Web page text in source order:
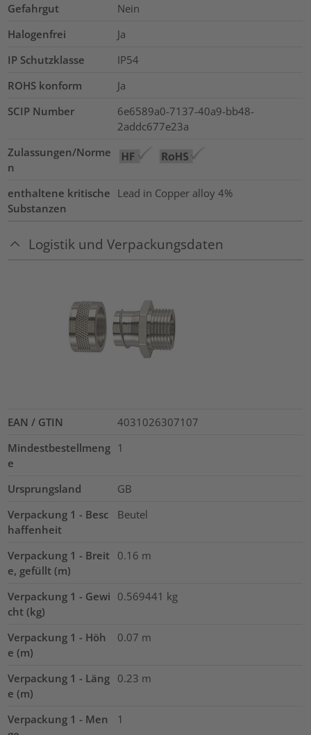
Gefahrgut
Nein
Halogenfrei
Ja
IP Schutzklasse
IP54
ROHS konform
Ja
SCIP Number
6e6589a0-7137-40a9-bb48-
2addc677e23a
Zulassungen/Norme
n
enthaltene kritische
Substanzen
Lead in Copper alloy 4%
Logistik und Verpackungsdaten
EAN / GTIN
4031026307107
Mindestbestellmeng
e
1
Ursprungsland
GB
Verpackung 1 - Besc
haffenheit
Beutel
Verpackung 1 - Breit
e, gefüllt (m)
0.16 m
Verpackung 1 - Gewi
cht (kg)
0.569441 kg
Verpackung 1 - Höh
e (m)
0.07 m
Verpackung 1 - Läng
e (m)
0.23 m
Verpackung 1 - Men
1